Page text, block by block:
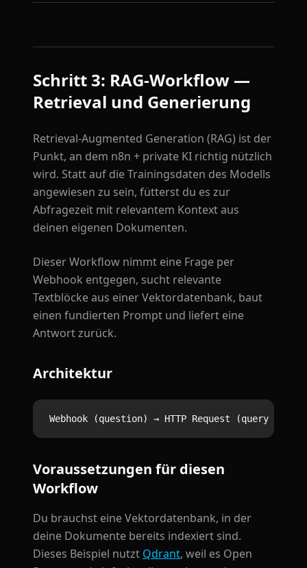
Schritt 3: RAG-Workflow —
Retrieval und Generierung
Retrieval-Augmented Generation (RAG) ist der
Punkt, an dem n8n + private KI richtig nützlich
wird. Statt auf die Trainingsdaten des Modells
angewiesen zu sein, fütterst du es zur
Abfragezeit mit relevantem Kontext aus
deinen eigenen Dokumenten.
Dieser Workflow nimmt eine Frage per
Webhook entgegen, sucht relevante
Textblöcke aus einer Vektordatenbank, baut
einen fundierten Prompt und liefert eine
Antwort zurück.
Architektur
Voraussetzungen für diesen
Workflow
Du brauchst eine Vektordatenbank, in der
deine Dokumente bereits indexiert sind.
Dieses Beispiel nutzt Qdrant, weil es Open